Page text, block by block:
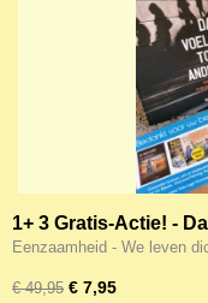
1+ 3 Gratis-Actie! -
Visscher, Bart Jan
Eenzaamheid - We leven
€ 49,95 € 7,95